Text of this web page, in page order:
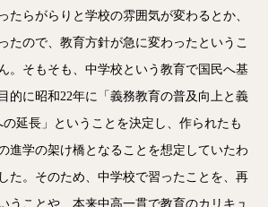
たらがらりと学校の雰囲気が変わるとか、
たので、教育方針が急に変わったというこ
。そもそも、中学校という教育で国民へ基
的に昭和22年に「義務教育の普及向上と義
延長」ということを決定し、作られたも
進学の架け橋となることを想定していたわ
た。そのため、中学校で習ったことを、再
うことや、本来中高一貫で教育のカリキュ